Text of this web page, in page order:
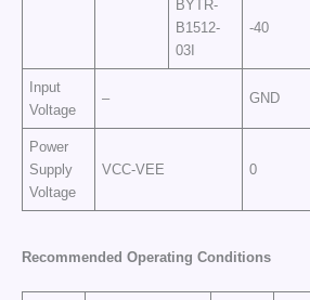
BYTR-
B1512-
03I
-40
Input
Voltage
– GND
Power
Supply
Voltage
VCC-VEE 0
Recommended Operating Conditions